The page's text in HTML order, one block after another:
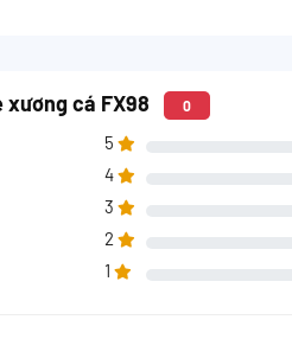
cá FX98 0
5
4
3
2
1